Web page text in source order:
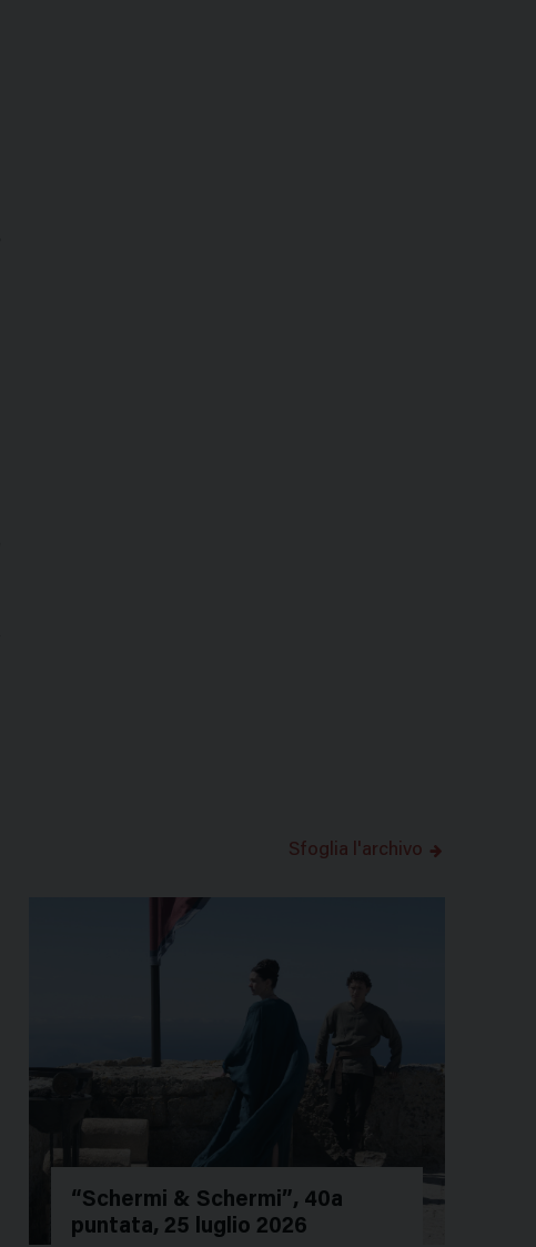
Sfoglia l'archivo
“Schermi & Schermi”, 40a
puntata, 25 luglio 2026